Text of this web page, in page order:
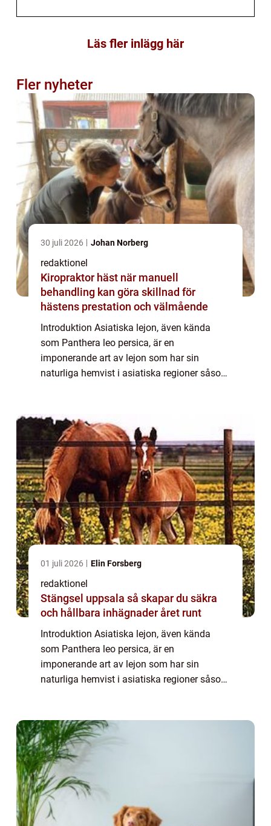
Läs fler inlägg här
Fler nyheter
30 juli 2026 Johan Norberg
redaktionel
Kiropraktor häst när manuell
behandling kan göra skillnad för
hästens prestation och välmående
Introduktion Asiatiska lejon, även kända
som Panthera leo persica, är en
imponerande art av lejon som har sin
naturliga hemvist i asiatiska regioner såsom
har fångat männis...
01 juli 2026 Elin Forsberg
redaktionel
Stängsel uppsala så skapar du säkra
och hållbara inhägnader året runt
Introduktion Asiatiska lejon, även kända
som Panthera leo persica, är en
imponerande art av lejon som har sin
naturliga hemvist i asiatiska regioner såsom
har fångat männis...